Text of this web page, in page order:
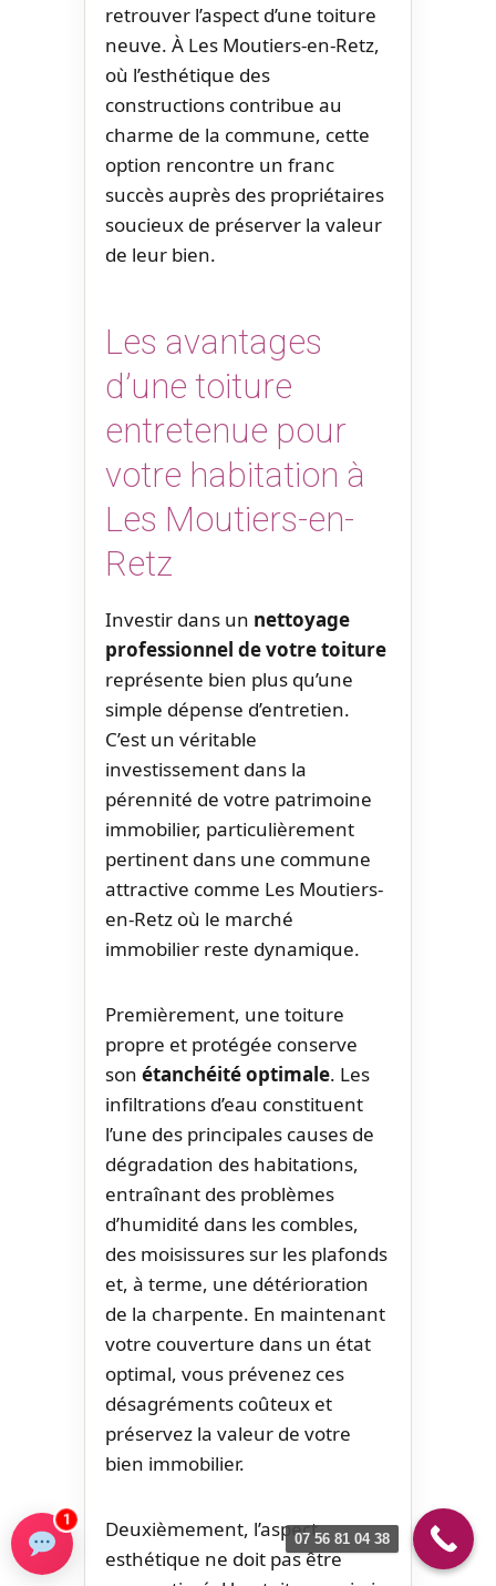
retrouver l’aspect d’une toiture
neuve. À Les Moutiers-en-Retz,
où l’esthétique des
constructions contribue au
charme de la commune, cette
option rencontre un franc
succès auprès des propriétaires
soucieux de préserver la valeur
de leur bien.
Les avantages
d’une toiture
entretenue pour
votre habitation à
Les Moutiers-en-
Retz
Investir dans un nettoyage
professionnel de votre toiture
représente bien plus qu’une
simple dépense d’entretien.
C’est un véritable
investissement dans la
pérennité de votre patrimoine
immobilier, particulièrement
pertinent dans une commune
attractive comme Les Moutiers-
en-Retz où le marché
immobilier reste dynamique.
Premièrement, une toiture
propre et protégée conserve
son étanchéité optimale. Les
infiltrations d’eau constituent
l’une des principales causes de
dégradation des habitations,
entraînant des problèmes
d’humidité dans les combles,
des moisissures sur les plafonds
et, à terme, une détérioration
de la charpente. En maintenant
votre couverture dans un état
optimal, vous prévenez ces
désagréments coûteux et
préservez la valeur de votre
bien immobilier.
Deuxièmement, l’aspect
esthétique ne doit pas être
07 56 81 04 38
1